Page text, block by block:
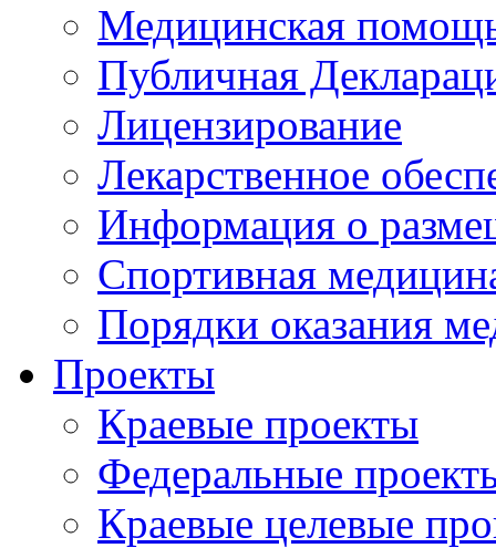
Медицинская
Публичная
Лицензирование
Лекарственное
Информация о
Спортивная
Порядки оказания
Проекты
Краевые проекты
Федеральные
Краевые целевые